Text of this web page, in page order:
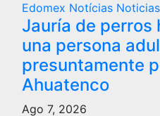
Edomex Notícias Noticias
Jauría de perros
una persona
presuntamente
Ahuatenco
Ago 7, 2026